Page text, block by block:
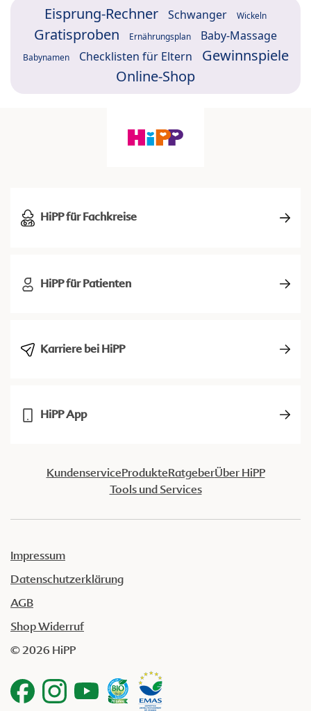
Eisprung-Rechner Schwanger Wickeln
Gratisproben Ernährungsplan Baby-Massage
Babynamen Checklisten für Eltern
Gewinnspiele
Online-Shop
HiPP für Fachkreise
HiPP für Patienten
Karriere bei HiPP
HiPP App
KundenserviceProdukteRatgeberÜber HiPP
Tools und Services
Impressum
Datenschutzerklärung
AGB
Shop Widerruf
© 2026 HiPP